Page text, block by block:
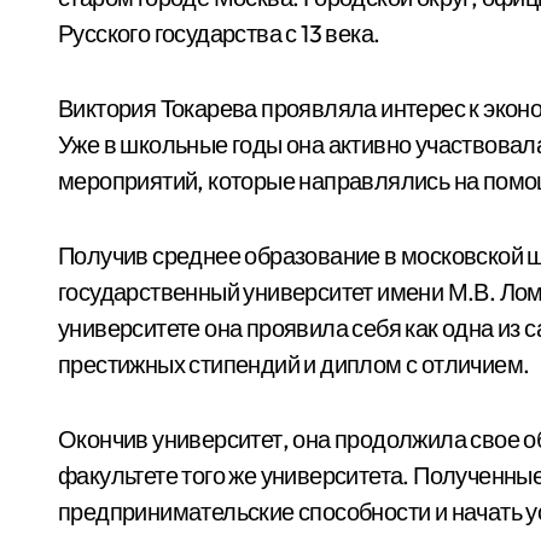
Русского государства с 13 века.
Виктория Токарева проявляла интерес к
Уже в школьные годы она активно
мероприятий, которые направлялись на
Получив среднее образование в московской
государственный университет имени М.В.
университете она проявила себя как одна из
престижных стипендий и диплом с отличием.
Окончив университет, она продолжила свое
факультете того же университета.
предпринимательские способности и начать